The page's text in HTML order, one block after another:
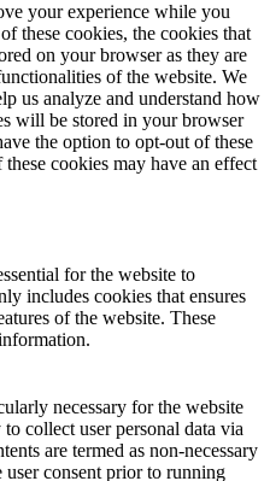
your experience while you
these cookies, the cookies that
on your browser as they are
of the website. We
us analyze and understand how
will be stored in your browser
the option to opt-out of these
cookies may have an effect
for the website to
includes cookies that ensures
of the website. These
necessary for the website
collect user personal data via
are termed as non-necessary
consent prior to running